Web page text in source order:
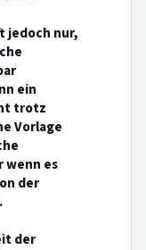
jedoch nur,
ein
trotz
Vorlage
wenn es
der
der